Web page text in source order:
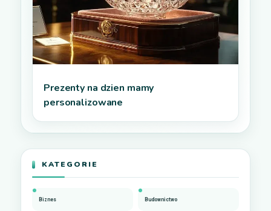
Prezenty na dzien mamy
personalizowane
KATEGORIE
Biznes Budownictwo